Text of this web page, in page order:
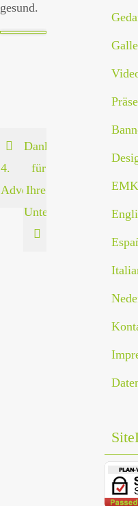
gesund.
4.
Advent
Danke
für
Ihre
Unterstützung!